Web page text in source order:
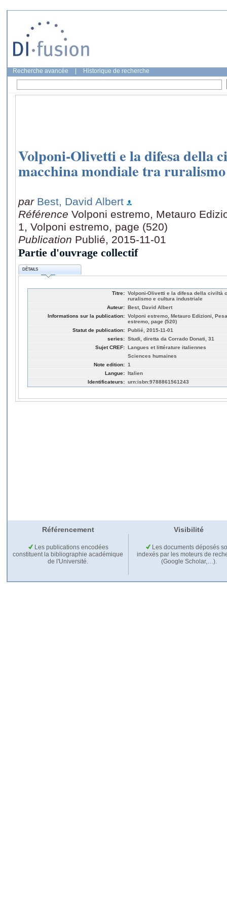
Recherche avancée Historique de recherche
Volponi-Olivetti e la difesa della
macchina mondiale tra
par Best, David Albert
Référence Volponi estremo, Metauro
1, Volponi estremo, page (520)
Publication Publié, 2015-11-01
Partie d'ouvrage collectif
DÉTAILS
Titre: Volponi-Olivetti e la difesa della civiltà
ruralismo e cultura industriale
Auteur: Best, David Albert
Informations sur la publication: Volponi estremo, Metauro Edizioni,
estremo, page (520)
Statut de publication: Publié, 2015-11-01
series: Studi, diretta da Corrado Donati, 31
Sujet CREF: Langues et littérature italiennes
Sciences humaines
Note edition: 1
Langue: Italien
Identificateurs: urn:isbn:9788861561243
Référencement Visibilité
Les publications encodées
constituent la bibliographie académique
de l'Université.
Les documents déposés
indexés par les moteurs de
(Google Scholar,…).